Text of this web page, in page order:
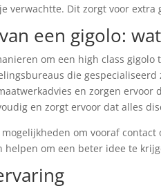
verwachtte. Dit zorgt voor
een gigolo:
om een high class
die gespecialiseerd
en zorgen
en zorgt ervoor dat alles
om vooraf
helpen om een beter idee te